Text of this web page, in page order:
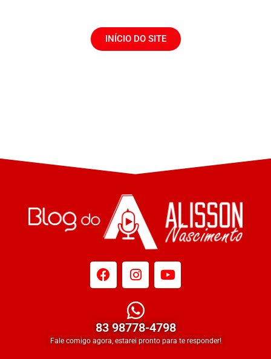
INÍCIO DO SITE
83 98778-4798
Fale comigo agora, estarei pronto para te responder!